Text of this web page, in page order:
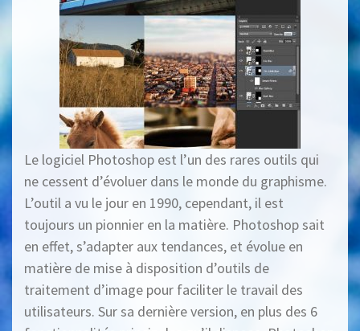
Le logiciel Photoshop est l’un des rares outils qui
ne cessent d’évoluer dans le monde du graphisme.
L’outil a vu le jour en 1990, cependant, il est
toujours un pionnier en la matière. Photoshop sait
en effet, s’adapter aux tendances, et évolue en
matière de mise à disposition d’outils de
traitement d’image pour faciliter le travail des
utilisateurs. Sur sa dernière version, en plus des 6